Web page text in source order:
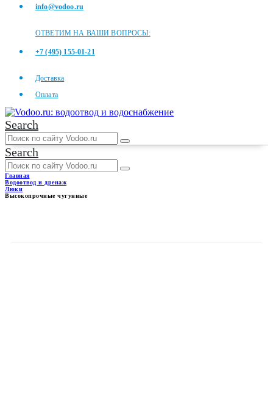
info@vodoo.ru
ОТВЕТИМ НА ВАШИ ВОПРОСЫ:
+7 (495) 155-01-21
Доставка
Оплата
Search
Search
Главная
Водоотвод и дренаж
Люки
Высокопрочные чугунные